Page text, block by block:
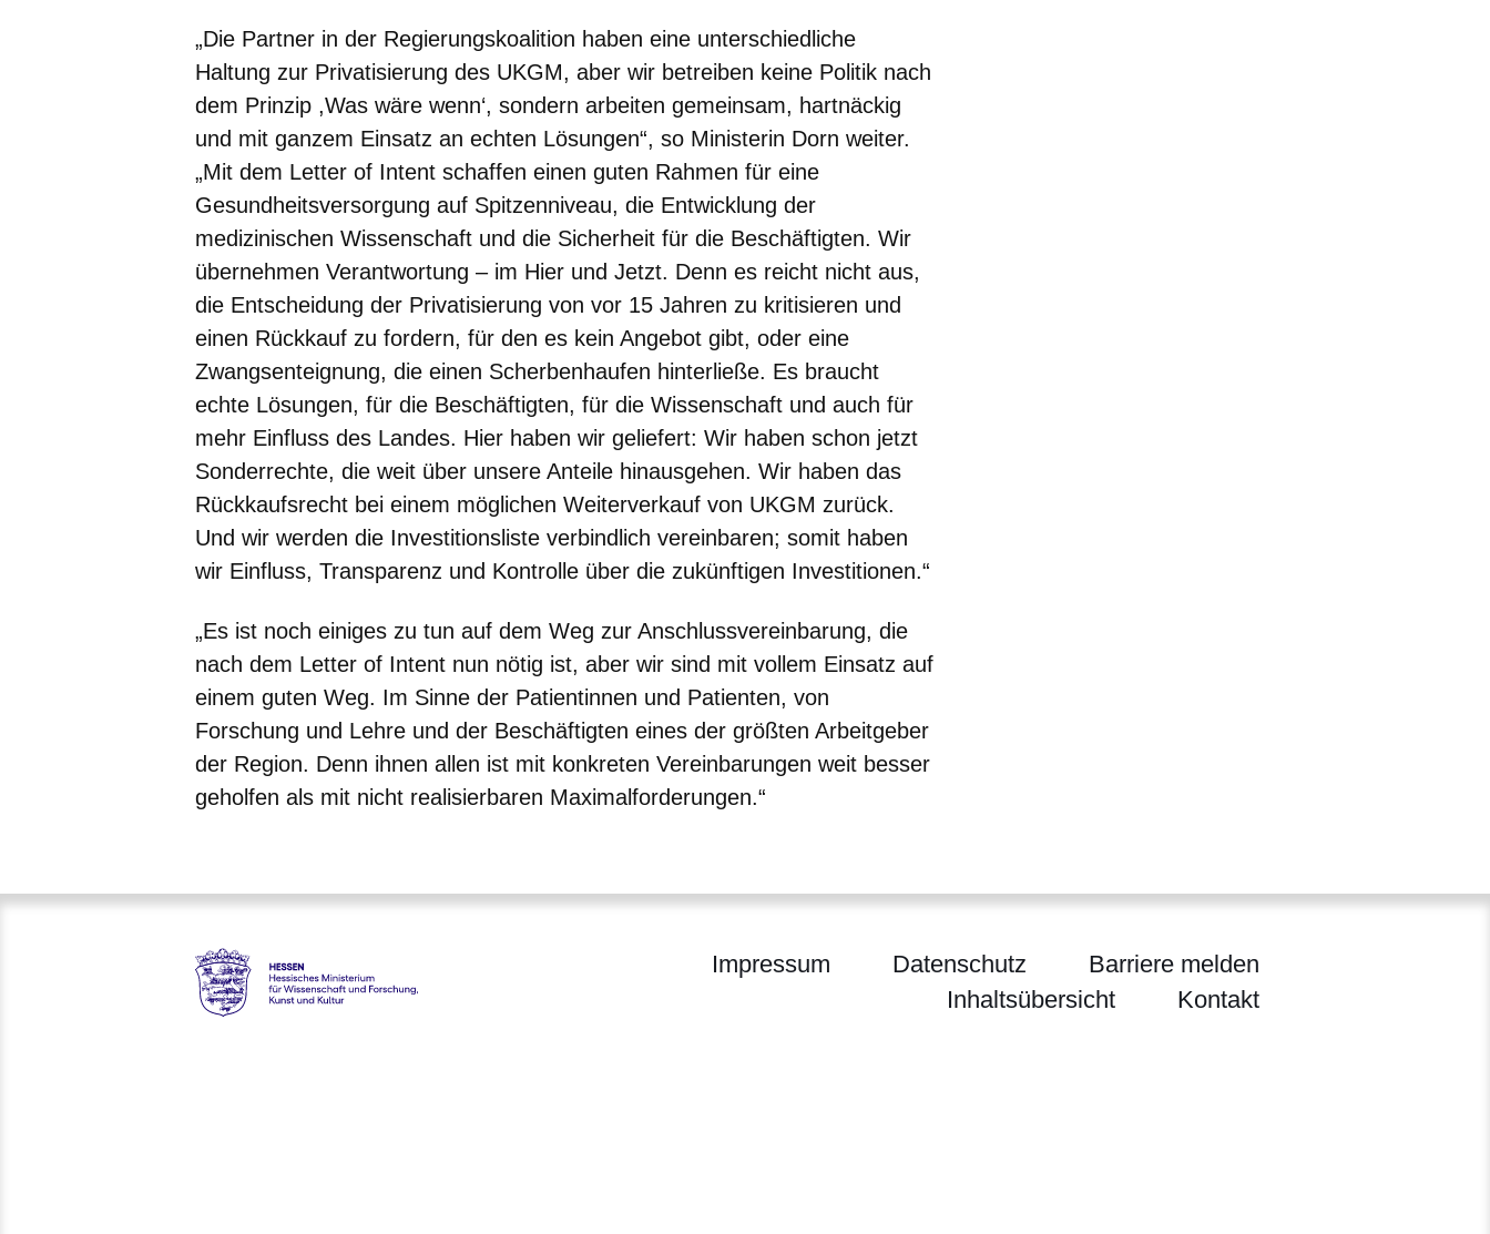
„Die Partner in der Regierungskoalition haben eine unterschiedliche
Haltung zur Privatisierung des UKGM, aber wir betreiben keine Politik nach
dem Prinzip ,Was wäre wenn‘, sondern arbeiten gemeinsam, hartnäckig
und mit ganzem Einsatz an echten Lösungen“, so Ministerin Dorn weiter.
„Mit dem Letter of Intent schaffen einen guten Rahmen für eine
Gesundheitsversorgung auf Spitzenniveau, die Entwicklung der
medizinischen Wissenschaft und die Sicherheit für die Beschäftigten. Wir
übernehmen Verantwortung – im Hier und Jetzt. Denn es reicht nicht aus,
die Entscheidung der Privatisierung von vor 15 Jahren zu kritisieren und
einen Rückkauf zu fordern, für den es kein Angebot gibt, oder eine
Zwangsenteignung, die einen Scherbenhaufen hinterließe. Es braucht
echte Lösungen, für die Beschäftigten, für die Wissenschaft und auch für
mehr Einfluss des Landes. Hier haben wir geliefert: Wir haben schon jetzt
Sonderrechte, die weit über unsere Anteile hinausgehen. Wir haben das
Rückkaufsrecht bei einem möglichen Weiterverkauf von UKGM zurück.
Und wir werden die Investitionsliste verbindlich vereinbaren; somit haben
wir Einfluss, Transparenz und Kontrolle über die zukünftigen Investitionen.“
„Es ist noch einiges zu tun auf dem Weg zur Anschlussvereinbarung, die
nach dem Letter of Intent nun nötig ist, aber wir sind mit vollem Einsatz auf
einem guten Weg. Im Sinne der Patientinnen und Patienten, von
Forschung und Lehre und der Beschäftigten eines der größten Arbeitgeber
der Region. Denn ihnen allen ist mit konkreten Vereinbarungen weit besser
geholfen als mit nicht realisierbaren Maximalforderungen.“
Hessen - Hessisches Ministerium für Wissenschaft und Forschung, Kunst und Kultur
Impressum Datenschutz
Barriere melden
Inhaltsübersicht
Kontakt